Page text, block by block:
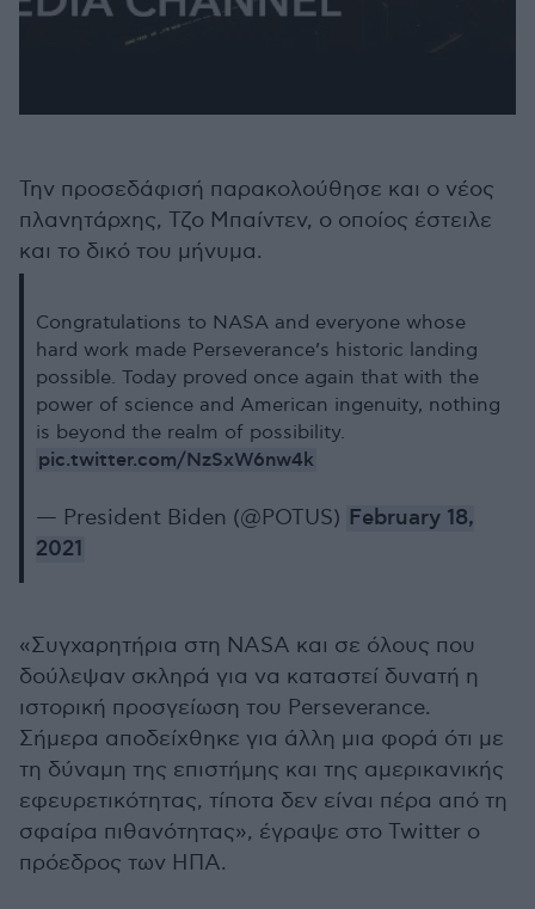
Την προσεδάφισή παρακολούθησε και ο νέος
πλανητάρχης, Τζο Μπαίντεν, ο οποίος έστειλε
και το δικό του μήνυμα.
Congratulations to NASA and everyone whose
hard work made Perseverance’s historic landing
possible. Today proved once again that with the
power of science and American ingenuity, nothing
is beyond the realm of possibility.
pic.twitter.com/NzSxW6nw4k
— President Biden (@POTUS) February 18,
2021
«Συγχαρητήρια στη NASA και σε όλους που
δούλεψαν σκληρά για να καταστεί δυνατή η
ιστορική προσγείωση του Perseverance.
Σήμερα αποδείχθηκε για άλλη μια φορά ότι με
τη δύναμη της επιστήμης και της αμερικανικής
εφευρετικότητας, τίποτα δεν είναι πέρα ​​από τη
σφαίρα πιθανότητας», έγραψε στο Twitter ο
πρόεδρος των ΗΠΑ.